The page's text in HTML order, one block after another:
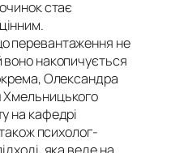
стає
перевантаження не
накопичується
Олександра
на кафедрі
також психолог-